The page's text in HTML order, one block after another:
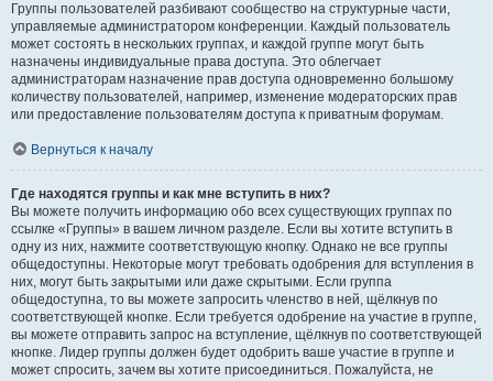
Группы пользователей разбивают сообщество на структурные части,
управляемые администратором конференции. Каждый пользователь
может состоять в нескольких группах, и каждой группе могут быть
назначены индивидуальные права доступа. Это облегчает
администраторам назначение прав доступа одновременно большому
количеству пользователей, например, изменение модераторских прав
или предоставление пользователям доступа к приватным форумам.
Вернуться к началу
Где находятся группы и как мне вступить в них?
Вы можете получить информацию обо всех существующих группах по
ссылке «Группы» в вашем личном разделе. Если вы хотите вступить в
одну из них, нажмите соответствующую кнопку. Однако не все группы
общедоступны. Некоторые могут требовать одобрения для вступления в
них, могут быть закрытыми или даже скрытыми. Если группа
общедоступна, то вы можете запросить членство в ней, щёлкнув по
соответствующей кнопке. Если требуется одобрение на участие в группе,
вы можете отправить запрос на вступление, щёлкнув по соответствующей
кнопке. Лидер группы должен будет одобрить ваше участие в группе и
может спросить, зачем вы хотите присоединиться. Пожалуйста, не